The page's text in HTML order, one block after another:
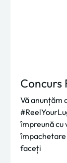
Concurs
Vă anunțăm
împreună cu
împachetare
faceți